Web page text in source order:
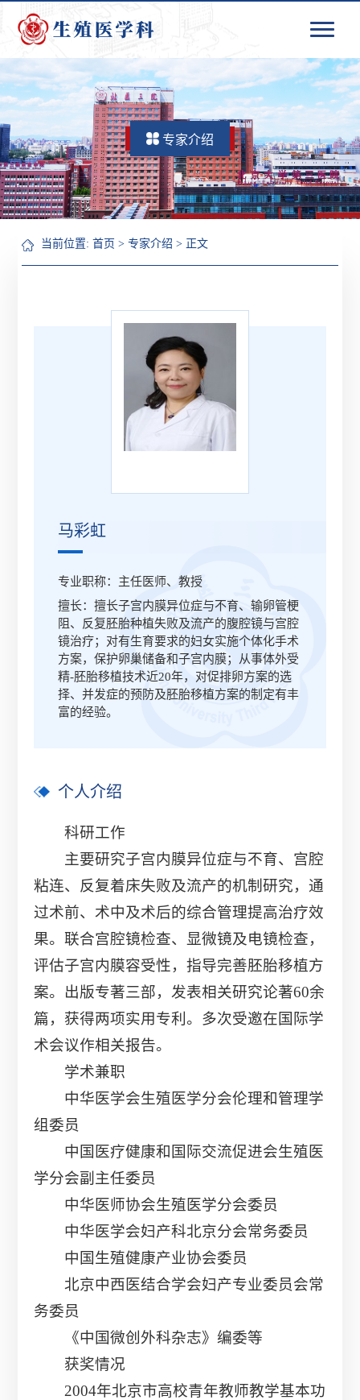
专家介绍
当前位置:首页 >专家介绍 > 正文
马彩虹
专业职称：主任医师、教授
擅长：擅长子宫内膜异位症与不育、输卵管梗
阻、反复胚胎种植失败及流产的腹腔镜与宫腔
镜治疗；对有生育要求的妇女实施个体化手术
方案，保护卵巢储备和子宫内膜；从事体外受
精-胚胎移植技术近20年，对促排卵方案的选
择、并发症的预防及胚胎移植方案的制定有丰
富的经验。
个人介绍
科研工作
主要研究子宫内膜异位症与不育、宫腔
粘连、反复着床失败及流产的机制研究，通
过术前、术中及术后的综合管理提高治疗效
果。联合宫腔镜检查、显微镜及电镜检查，
评估子宫内膜容受性，指导完善胚胎移植方
案。出版专著三部，发表相关研究论著60余
篇，获得两项实用专利。多次受邀在国际学
术会议作相关报告。
学术兼职
中华医学会生殖医学分会伦理和管理学
组委员
中国医疗健康和国际交流促进会生殖医
学分会副主任委员
中华医师协会生殖医学分会委员
中华医学会妇产科北京分会常务委员
中国生殖健康产业协会委员
北京中西医结合学会妇产专业委员会常
务委员
《中国微创外科杂志》编委等
获奖情况
2004年北京市高校青年教师教学基本功